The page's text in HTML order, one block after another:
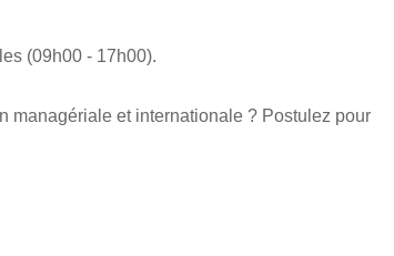
(09h00 - 17h00).
managériale et internationale ? Postulez pour